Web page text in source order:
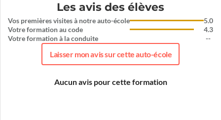
Les avis des élèves
Vos premières visites à notre auto-école
Votre formation au code
Votre formation à la conduite
5.0
4.3
--
Laisser mon avis sur cette auto-école
Aucun avis pour cette formation